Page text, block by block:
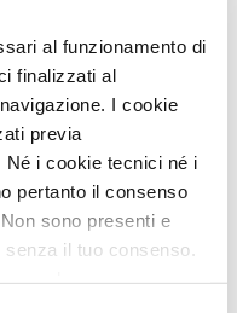
al funzionamento di
finalizzati al
I cookie
previa
Né i cookie tecnici né i
pertanto il consenso
sono presenti e
il tuo consenso.
-
-
Male -Malformazioni
distanziamento sociale
bilaterale